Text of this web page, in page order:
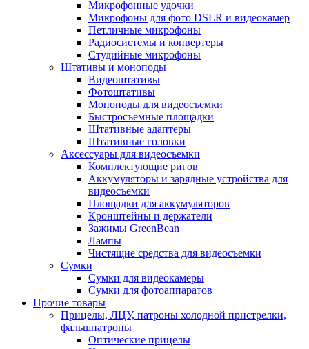
Микрофонные удочки
Микрофоны для фото DSLR и видеокамер
Петличные микрофоны
Радиосистемы и конвертеры
Студийные микрофоны
Штативы и моноподы
Видеоштативы
Фотоштативы
Моноподы для видеосъемки
Быстросъемные площадки
Штативные адаптеры
Штативные головки
Аксессуары для видеосъемки
Комплектующие ригов
Аккумуляторы и зарядные устройства для
видеосъемки
Площадки для аккумуляторов
Кронштейны и держатели
Зажимы GreenBean
Лампы
Чистящие средства для видеосъемки
Сумки
Сумки для видеокамеры
Сумки для фотоаппаратов
Прочие товары
Прицелы, ЛЦУ, патроны холодной пристрелки,
фальшпатроны
Оптические прицелы